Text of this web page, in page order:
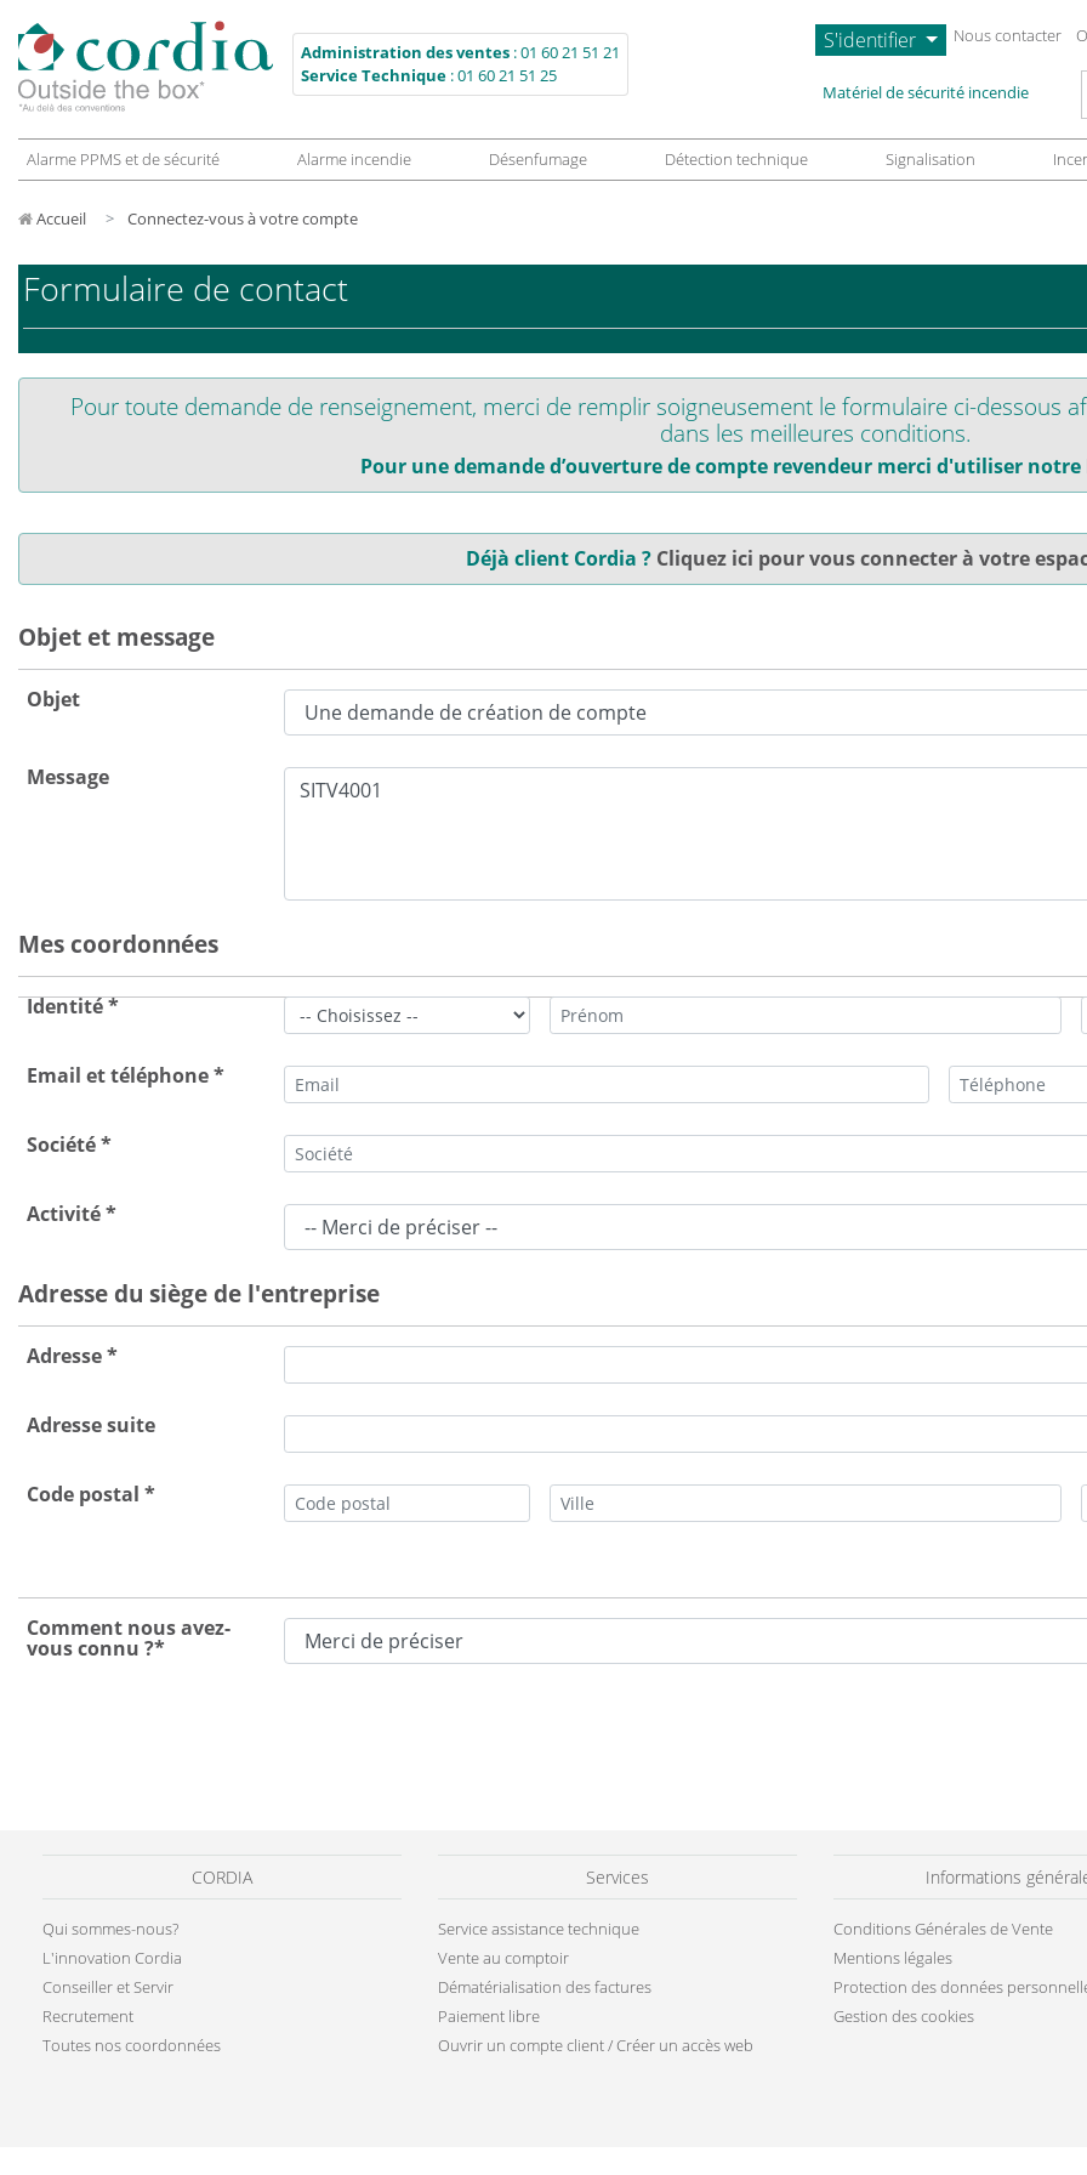
Administration des ventes :01 60 21 51 21
Service Technique :01 60 21 51 25
S'identifier Nous contacter
Matériel de sécurité incendie
Alarme PPMS et de sécurité Alarme incendie Désenfumage Détection technique Signalisation
Accueil Connectez-vous à votre compte
Formulaire de contact
Pour toute demande de renseignement, merci de remplir soigneusement le formulaire ci-dessous
dans les meilleures conditions.
Pour une demande d’ouverture de compte revendeur merci d'utiliser notre
Déjà client Cordia ? Cliquez ici pour vous connecter à votre
Objet et message
Objet
Message
Mes coordonnées
Identité *
Email et téléphone *
Société *
Activité *
Adresse du siège de l'entreprise
Adresse *
Adresse suite
Code postal *
Comment nous avez-
vous connu ?*
CORDIA
Qui sommes-nous?
L'innovation Cordia
Conseiller et Servir
Recrutement
Toutes nos coordonnées
Services
Service assistance technique
Vente au comptoir
Dématérialisation des factures
Paiement libre
Ouvrir un compte client / Créer un accès web
Informations
Conditions Générales de Vente
Mentions légales
Protection des données
Gestion des cookies